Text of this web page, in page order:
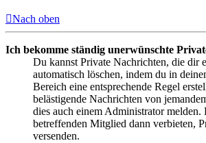
Nach oben
Ich bekomme ständig unerwünschte
Du kannst Private Nachrichten, die dir
automatisch löschen, indem du in
Bereich eine entsprechende Regel
belästigende Nachrichten von
dies auch einem Administrator melden.
betreffenden Mitglied dann verbieten,
versenden.